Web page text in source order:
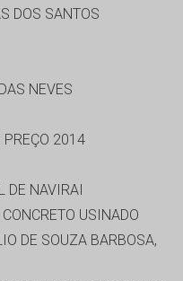
DOS SANTOS
NEVES
PREÇO 2014
DE NAVIRAI
USINADO
DE SOUZA BARBOSA,